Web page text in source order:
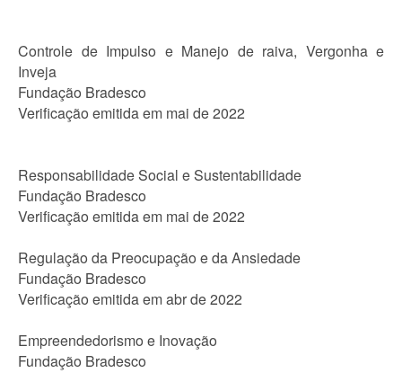
Controle de Impulso e Manejo de raiva, Vergonha e
Inveja
Fundação Bradesco
Verificação emitida em mai de 2022
Responsabilidade Social e Sustentabilidade
Fundação Bradesco
Verificação emitida em mai de 2022
Regulação da Preocupação e da Ansiedade
Fundação Bradesco
Verificação emitida em abr de 2022
Empreendedorismo e Inovação
Fundação Bradesco